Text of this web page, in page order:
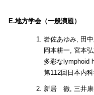
E.地方学会（一般演題）
岩佐あゆみ, 田
岡本耕一, 宮本
多彩なlymphoid
第112回日本内
新居 徹, 三井康